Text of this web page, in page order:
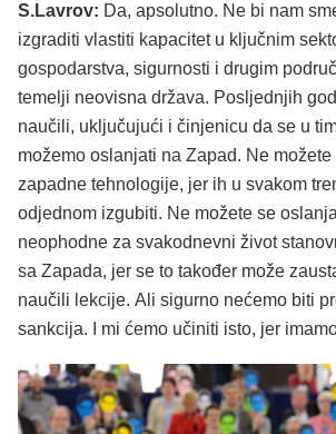
S.Lavrov: Da, apsolutno. Ne bi nam
izgraditi vlastiti kapacitet u ključnim
gospodarstva, sigurnosti i drugim
temelji neovisna država. Posljednjih
naučili, uključujući i činjenicu da se u
možemo oslanjati na Zapad. Ne
zapadne tehnologije, jer ih u svakom
odjednom izgubiti. Ne možete se
neophodne za svakodnevni život
sa Zapada, jer se to također može
naučili lekcije. Ali sigurno nećemo biti
sankcija. I mi ćemo učiniti isto, jer